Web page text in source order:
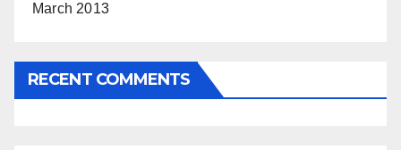
March 2013
RECENT COMMENTS